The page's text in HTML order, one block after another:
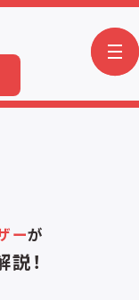
ーが
！